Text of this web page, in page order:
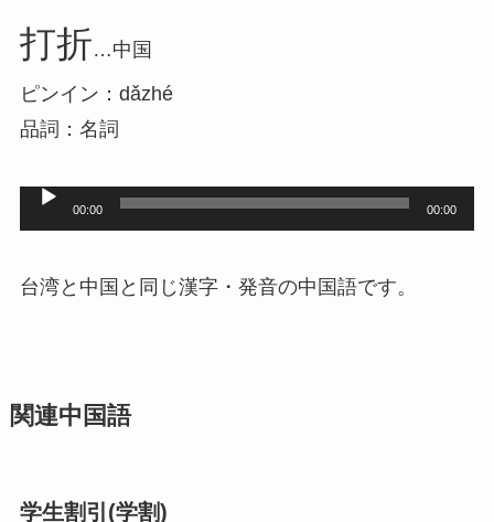
打折…中国
ピンイン：dǎzhé
品詞：名詞
声
プ
ー
00:00 00:00
台湾と中国と同じ漢字・発音の中国語です。
関連中国語
学生割引(学割)